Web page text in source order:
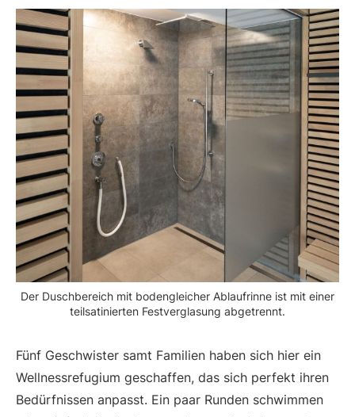
Der Duschbereich mit bodengleicher Ablaufrinne ist mit einer
teilsatinierten Festverglasung abgetrennt.
Fünf Geschwister samt Familien haben sich hier ein
Wellnessrefugium geschaffen, das sich perfekt ihren
Bedürfnissen anpasst. Ein paar Runden schwimmen